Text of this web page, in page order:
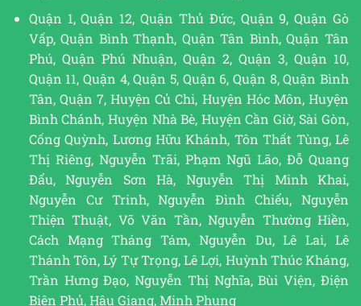
Quận 1, Quận 12, Quận Thủ Đức, Quận 9, Quận Gò
Vấp, Quận Bình Thạnh, Quận Tân Bình, Quận Tân
Phú, Quận Phú Nhuận, Quận 2, Quận 3, Quận 10,
Quận 11, Quận 4, Quận 5, Quận 6, Quận 8, Quận Bình
Tân, Quận 7, Huyện Củ Chi, Huyện Hóc Môn, Huyện
Bình Chánh, Huyện Nhà Bè, Huyện Cần Giờ, Sài Gòn,
Cống Quỳnh, Lương Hữu Khánh, Tôn Thất Tùng, Lê
Thị Riêng, Nguyễn Trãi, Phạm Ngũ Lão, Đỗ Quang
Đẩu, Nguyễn Sơn Hà, Nguyễn Thị Minh Khai,
Nguyễn Cư Trinh, Nguyễn Đình Chiểu, Nguyễn
Thiện Thuật, Võ Văn Tần, Nguyễn Thường Hiền,
Cách Mạng Tháng Tám, Nguyễn Du, Lê Lai, Lê
Thánh Tôn, Lý Tự Trọng, Lê Lợi, Huỳnh Thúc Kháng,
Trần Hưng Đạo, Nguyễn Thị Nghĩa, Bùi Viện, Điện
Biên Phủ, Hậu Giang, Minh Phụng